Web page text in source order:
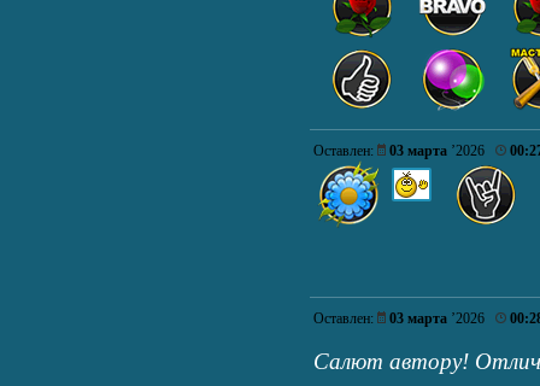
Оставлен: 03 марта ’2026
Оставлен: 03 марта ’2026
Салют автору!